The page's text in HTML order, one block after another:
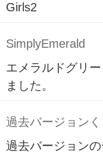
Girls2
SimplyEmerald
エメラルドグリ
ました。
過去バージョン
過去バージョンの